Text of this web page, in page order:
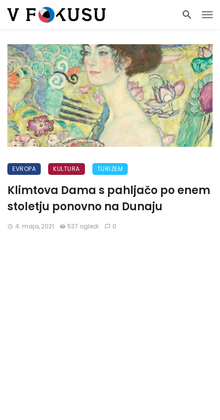
EVROPA KULTURA TURIZEM
Klimtova Dama s pahljačo po enem
stoletju ponovno na Dunaju
4. maja, 2021 537 ogledi 0